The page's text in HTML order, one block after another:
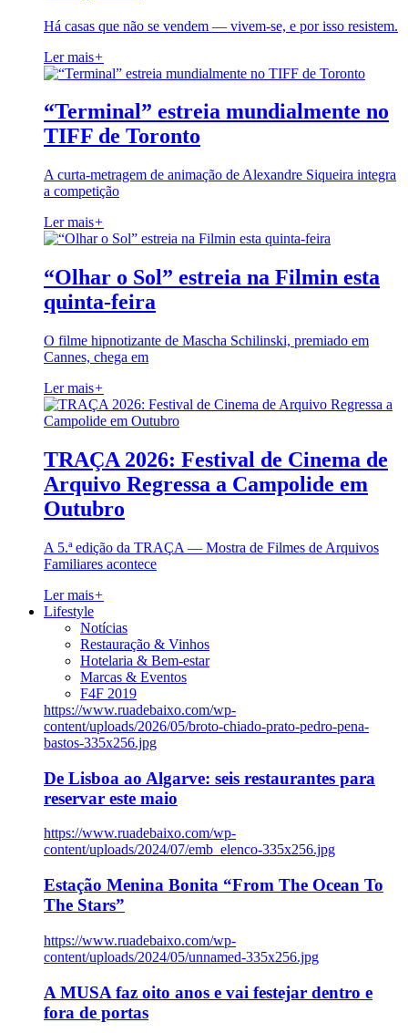
Há casas que não se vendem — vivem-se, e por isso resistem.
Ler mais+
“Terminal” estreia mundialmente no
TIFF de Toronto
A curta-metragem de animação de Alexandre Siqueira integra
a competição
Ler mais+
“Olhar o Sol” estreia na Filmin esta
quinta-feira
O filme hipnotizante de Mascha Schilinski, premiado em
Cannes, chega em
Ler mais+
TRAÇA 2026: Festival de Cinema de
Arquivo Regressa a Campolide em
Outubro
A 5.ª edição da TRAÇA — Mostra de Filmes de Arquivos
Familiares acontece
Ler mais+
Lifestyle
Notícias
Restauração & Vinhos
Hotelaria & Bem-estar
Marcas & Eventos
F4F 2019
https://www.ruadebaixo.com/wp-
content/uploads/2026/05/broto-chiado-prato-pedro-pena-
bastos-335x256.jpg
De Lisboa ao Algarve: seis restaurantes para
reservar este maio
https://www.ruadebaixo.com/wp-
content/uploads/2024/07/emb_elenco-335x256.jpg
Estação Menina Bonita “From The Ocean To
The Stars”
https://www.ruadebaixo.com/wp-
content/uploads/2024/05/unnamed-335x256.jpg
A MUSA faz oito anos e vai festejar dentro e
fora de portas